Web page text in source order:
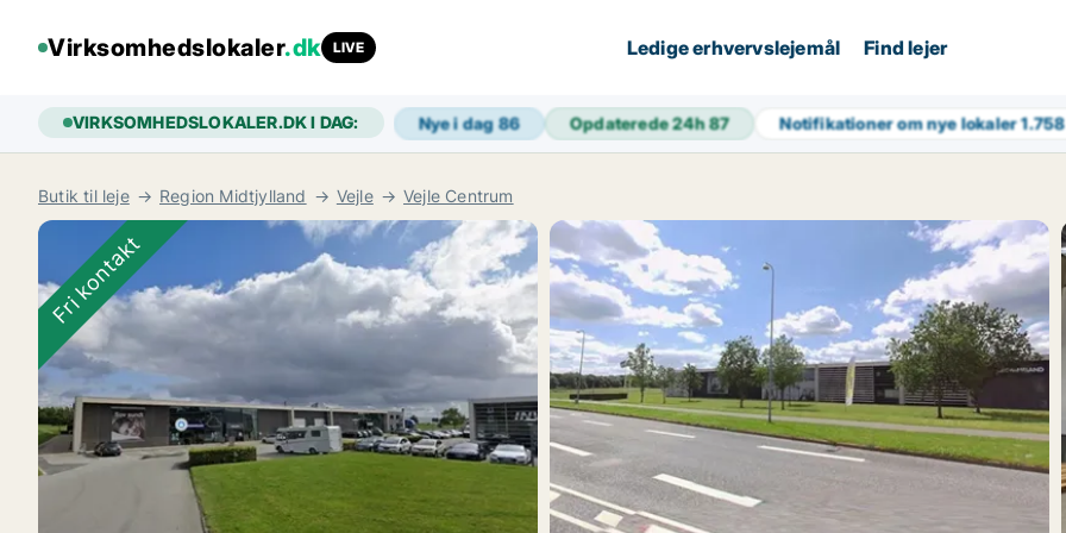
Virksomhedslokaler.dk LIVE Ledige erhvervslejemål Find lejer
VIRKSOMHEDSLOKALER.DK I DAG: Nye i dag86 Opdaterede 24h87 Notifikationer om nye lokaler1.758
Butik til leje Region Midtjylland Vejle Vejle Centrum
Fri kontakt